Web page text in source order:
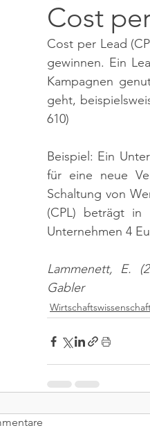
Cost
Cost per Lead
gewinnen. Ein
Kampagnen
geht,
610)
Beispiel: Ein
für eine neue
Schaltung von
(CPL) beträgt
Unternehmen 4
Lammenett, E.
Gabler